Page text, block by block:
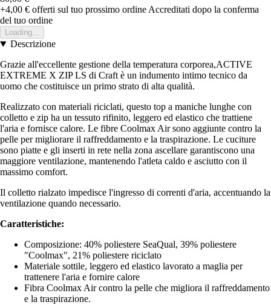
+4,00 € offerti sul tuo prossimo ordine Accreditati dopo la conferma
del tuo ordine
Loading...
Descrizione
Grazie all'eccellente gestione della temperatura corporea,ACTIVE
EXTREME X ZIP LS di Craft è un indumento intimo tecnico da
uomo che costituisce un primo strato di alta qualità.
Realizzato con materiali riciclati, questo top a maniche lunghe con
colletto e zip ha un tessuto rifinito, leggero ed elastico che trattiene
l'aria e fornisce calore. Le fibre Coolmax Air sono aggiunte contro la
pelle per migliorare il raffreddamento e la traspirazione. Le cuciture
sono piatte e gli inserti in rete nella zona ascellare garantiscono una
maggiore ventilazione, mantenendo l'atleta caldo e asciutto con il
massimo comfort.
Il colletto rialzato impedisce l'ingresso di correnti d'aria, accentuando la
ventilazione quando necessario.
Caratteristiche:
Composizione: 40% poliestere SeaQual, 39% poliestere
"Coolmax", 21% poliestere riciclato
Materiale sottile, leggero ed elastico lavorato a maglia per
trattenere l'aria e fornire calore
Fibra Coolmax Air contro la pelle che migliora il raffreddamento
e la traspirazione.